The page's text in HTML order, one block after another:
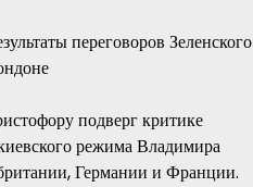
подверг критике
режима Владимира
Германии и Франции.